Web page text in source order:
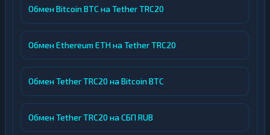
Обмен Bitcoin BTC на Tether TRC20
Обмен Ethereum ETH на Tether TRC20
Обмен Tether TRC20 на Bitcoin BTC
Обмен Tether TRC20 на СБП RUB